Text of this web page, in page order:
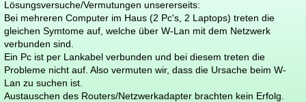
Lösungsversuche/Vermutungen unsererseits:
Bei mehreren Computer im Haus (2 Pc's, 2 Laptops) treten die
gleichen Symtome auf, welche über W-Lan mit dem Netzwerk
verbunden sind.
Ein Pc ist per Lankabel verbunden und bei diesem treten die
Probleme nicht auf. Also vermuten wir, dass die Ursache beim W-
Lan zu suchen ist.
Austauschen des Routers/Netzwerkadapter brachten kein Erfolg.